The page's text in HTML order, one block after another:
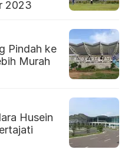
2023
Pindah ke
Murah
Husein